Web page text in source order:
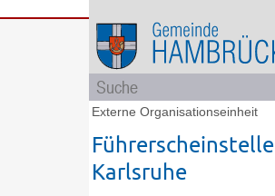
Bürgerservice
GemeindeBildung
und
Soziales
Rathaus
und
Politik
Externe Organisationseinheit
Führerscheinstelle
Karlsruhe